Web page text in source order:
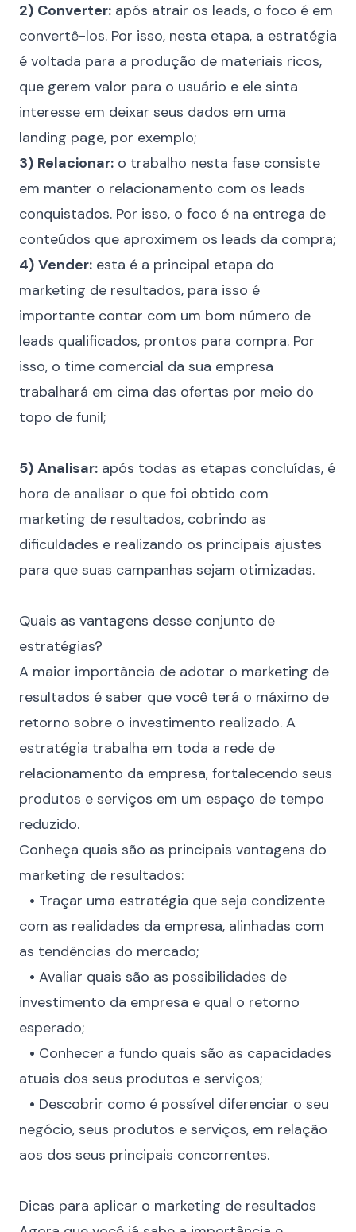
2) Converter: após atrair os leads, o foco é em
convertê-los. Por isso, nesta etapa, a estratégia
é voltada para a produção de materiais ricos,
que gerem valor para o usuário e ele sinta
interesse em deixar seus dados em uma
landing page, por exemplo;
3) Relacionar: o trabalho nesta fase consiste
em manter o relacionamento com os leads
conquistados. Por isso, o foco é na entrega de
conteúdos que aproximem os leads da compra;
4) Vender: esta é a principal etapa do
marketing de resultados, para isso é
importante contar com um bom número de
leads qualificados, prontos para compra. Por
isso, o time comercial da sua empresa
trabalhará em cima das ofertas por meio do
topo de funil;
5) Analisar: após todas as etapas concluídas, é
hora de analisar o que foi obtido com
marketing de resultados, cobrindo as
dificuldades e realizando os principais ajustes
para que suas campanhas sejam otimizadas.
Quais as vantagens desse conjunto de
estratégias?
A maior importância de adotar o marketing de
resultados é saber que você terá o máximo de
retorno sobre o investimento realizado. A
estratégia trabalha em toda a rede de
relacionamento da empresa, fortalecendo seus
produtos e serviços em um espaço de tempo
reduzido.
Conheça quais são as principais vantagens do
marketing de resultados:
• Traçar uma estratégia que seja condizente
com as realidades da empresa, alinhadas com
as tendências do mercado;
• Avaliar quais são as possibilidades de
investimento da empresa e qual o retorno
esperado;
• Conhecer a fundo quais são as capacidades
atuais dos seus produtos e serviços;
• Descobrir como é possível diferenciar o seu
negócio, seus produtos e serviços, em relação
aos dos seus principais concorrentes.
Dicas para aplicar o marketing de resultados